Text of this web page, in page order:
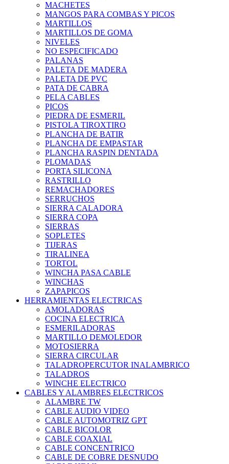
MACHETES
MANGOS PARA COMBAS Y PICOS
MARTILLOS
MARTILLOS DE GOMA
NIVELES
NO ESPECIFICADO
PALANAS
PALETA DE MADERA
PALETA DE PVC
PATA DE CABRA
PELA CABLES
PICOS
PIEDRA DE ESMERIL
PISTOLA TIROXTIRO
PLANCHA DE BATIR
PLANCHA DE EMPASTAR
PLANCHA RASPIN DENTADA
PLOMADAS
PORTA SILICONA
RASTRILLO
REMACHADORES
SERRUCHOS
SIERRA CALADORA
SIERRA COPA
SIERRAS
SOPLETES
TIJERAS
TIRALINEA
TORTOL
WINCHA PASA CABLE
WINCHAS
ZAPAPICOS
HERRAMIENTAS ELECTRICAS
AMOLADORAS
COCINA ELECTRICA
ESMERILADORAS
MARTILLO DEMOLEDOR
MOTOSIERRA
SIERRA CIRCULAR
TALADROPERCUTOR INALAMBRICO
TALADROS
WINCHE ELECTRICO
CABLES Y ALAMBRES ELECTRICOS
ALAMBRE TW
CABLE AUDIO VIDEO
CABLE AUTOMOTRIZ GPT
CABLE BICOLOR
CABLE COAXIAL
CABLE CONCENTRICO
CABLE DE COBRE DESNUDO